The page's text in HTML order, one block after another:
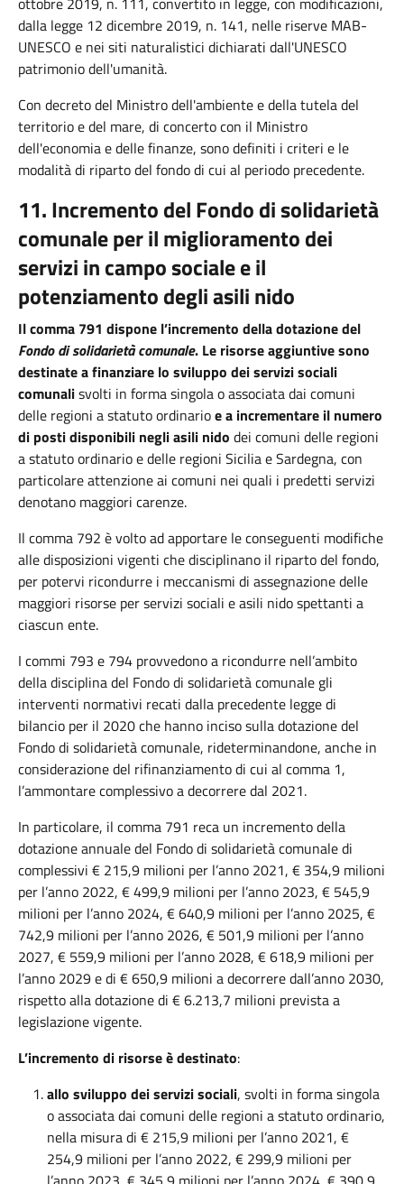
dalla legge 12 dicembre 2019, n. 141, nelle riserve MAB-
UNESCO e nei siti naturalistici dichiarati dall'UNESCO
patrimonio dell'umanità.
Con decreto del Ministro dell'ambiente e della tutela del
territorio e del mare, di concerto con il Ministro
dell'economia e delle finanze, sono definiti i criteri e le
modalità di riparto del fondo di cui al periodo precedente.
11. Incremento del Fondo di solidarietà
comunale per il miglioramento dei
servizi in campo sociale e il
potenziamento degli asili nido
Il comma 791 dispone l’incremento della dotazione del
Fondo di solidarietà comunale. Le risorse aggiuntive sono
destinate a finanziare lo sviluppo dei servizi sociali
comunalisvolti in forma singola o associata dai comuni
delle regioni a statuto ordinarioe a incrementare il numero
di posti disponibili negli asili nido dei comuni delle regioni
a statuto ordinario e delle regioni Sicilia e Sardegna, con
particolare attenzione ai comuni nei quali i predetti servizi
denotano maggiori carenze.
Il comma 792 è volto ad apportare le conseguenti modifiche
alle disposizioni vigenti che disciplinano il riparto del fondo,
per potervi ricondurre i meccanismi di assegnazione delle
maggiori risorse per servizi sociali e asili nido spettanti a
ciascun ente.
I commi 793 e 794 provvedono a ricondurre nell’ambito
della disciplina del Fondo di solidarietà comunale gli
interventi normativi recati dalla precedente legge di
bilancio per il 2020 che hanno inciso sulla dotazione del
Fondo di solidarietà comunale, rideterminandone, anche in
considerazione del rifinanziamento di cui al comma 1,
l’ammontare complessivo a decorrere dal 2021.
In particolare, il comma 791 reca un incremento della
dotazione annuale del Fondo di solidarietà comunale di
complessivi € 215,9 milioni per l’anno 2021, € 354,9 milioni
per l’anno 2022, € 499,9 milioni per l’anno 2023, € 545,9
milioni per l’anno 2024, € 640,9 milioni per l’anno 2025, €
742,9 milioni per l’anno 2026, € 501,9 milioni per l’anno
2027, € 559,9 milioni per l’anno 2028, € 618,9 milioni per
l’anno 2029 e di € 650,9 milioni a decorrere dall’anno 2030,
rispetto alla dotazione di € 6.213,7 milioni prevista a
legislazione vigente.
L’incremento di risorse è destinato:
allo sviluppo dei servizi sociali, svolti in forma singola
o associata dai comuni delle regioni a statuto ordinario,
nella misura di € 215,9 milioni per l’anno 2021, €
254,9 milioni per l’anno 2022, € 299,9 milioni per